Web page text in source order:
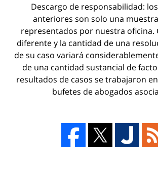
Descargo de responsabilidad:
anteriores son solo una
representados por nuestra oficina.
diferente y la cantidad de una
de su caso variará
de una cantidad sustancial de
resultados de casos se trabajaron
bufetes de abogados